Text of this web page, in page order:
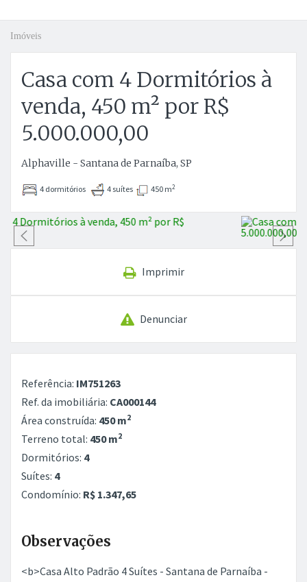
Imóveis
Casa com 4 Dormitórios à
venda, 450 m² por R$
5.000.000,00
Alphaville - Santana de Parnaíba, SP
4 dormitórios 4 suítes 450 m2
Anterior
Imprimir
Denunciar
Referência: IM751263
Ref. da imobiliária: CA000144
Área construída: 450 m2
Terreno total: 450 m2
Dormitórios: 4
Suítes: 4
Condomínio: R$ 1.347,65
Observações
<b>Casa Alto Padrão 4 Suítes - Santana de Parnaíba -